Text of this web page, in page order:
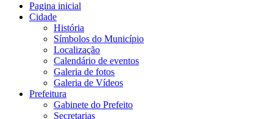
Pagina inicial
Cidade
História
Símbolos do Município
Localização
Calendário de eventos
Galeria de fotos
Galeria de Vídeos
Prefeitura
Gabinete do Prefeito
Secretarias